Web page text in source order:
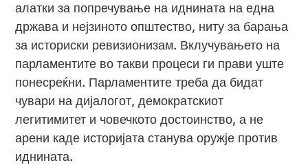
алатки за попречување на иднината на една
држава и нејзиното општество, ниту за барања
за историски ревизионизам. Вклучувањето на
парламентите во такви процеси ги прави уште
понесреќни. Парламентите треба да бидат
чувари на дијалогот, демократскиот
легитимитет и човечкото достоинство, а не
арени каде историјата станува оружје против
иднината.